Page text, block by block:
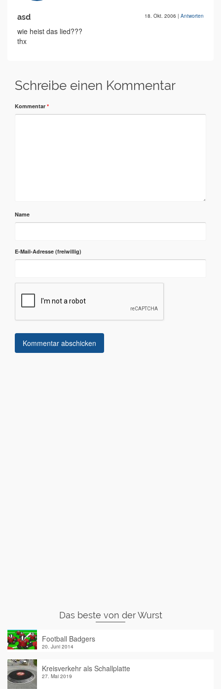
asd 18. Okt. 2006 | Antworten
wie heist das lied???
thx
Schreibe einen Kommentar
Kommentar *
Name
E-Mail-Adresse
Das beste von der Wurst
Football Badgers
20. Juni 2014
Kreisverkehr als Schallplatte
27. Mai 2019